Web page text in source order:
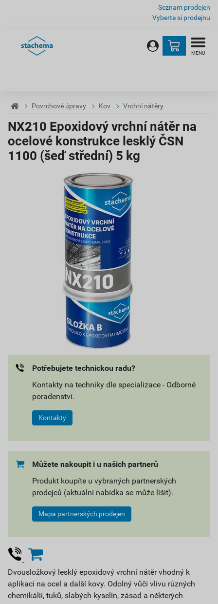
Seznam prodejen
Vyberte si prodejnu
MENU
Povrchové úpravy Kov Vrchní nátěry
NX210 Epoxidový vrchní nátěr na
ocelové konstrukce lesklý ČSN
1100 (šeď střední) 5 kg
Potřebujete technickou radu?
Kontakty na techniky dle specializace - Odborné
poradenství.
Kontakty
Můžete nakoupit i u našich partnerů
Produkt koupíte u vybraných partnerských
prodejců (aktuální nabídka se může lišit).
Mapa partnerských prodejen
Dvousložkový lesklý epoxidový vrchní nátěr vhodný k
aplikaci na ocel a další kovy. Odolný vůči vlivu různých
chemikálií, tuků, slabých kyselin, zásad a některých